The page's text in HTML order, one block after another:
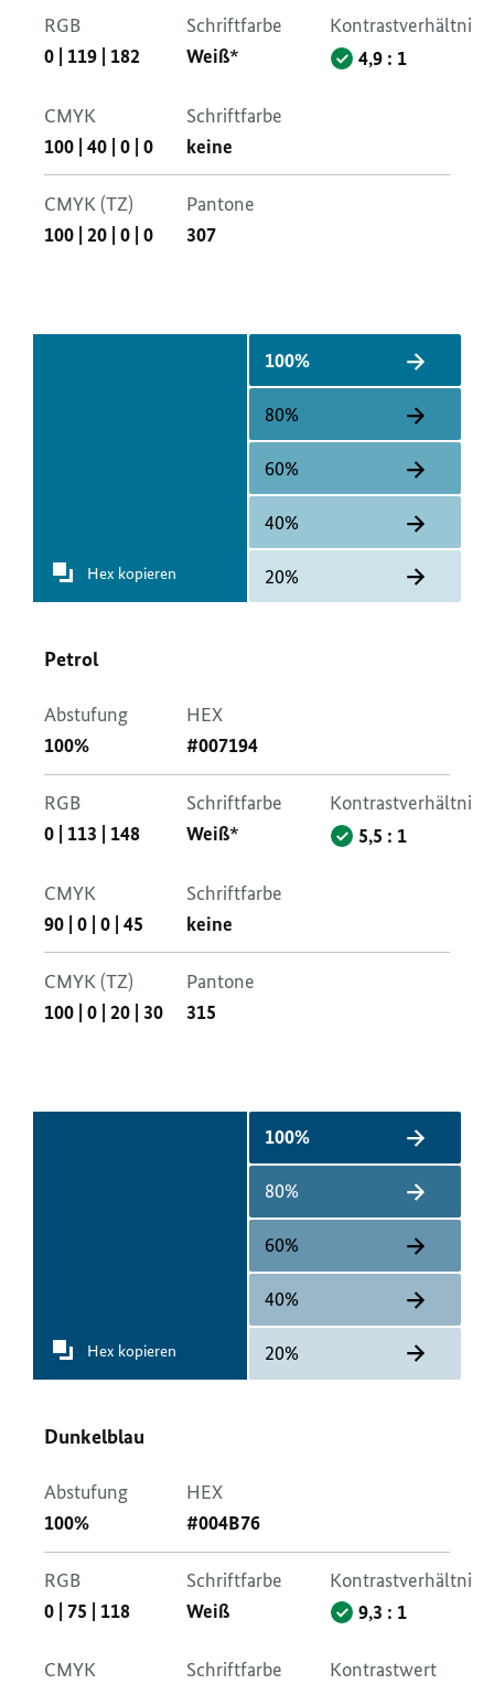
RGB
0 119 182
Schriftfarbe
Weiß*
Kontrastverhältnis
4,9 : 1
CMYK
100 40 0 0
Schriftfarbe
keine
CMYK (TZ)
100 20 0 0
Pantone
307
Hex kopieren
100%
80%
60%
40%
20%
Petrol
Abstufung
100%
HEX
#007194
RGB
0 113 148
Schriftfarbe
Weiß*
Kontrastverhältnis
5,5 : 1
CMYK
90 | 0 | 0 | 45
Schriftfarbe
keine
CMYK (TZ)
100 | 0 | 20 | 30
Pantone
315
Hex kopieren
100%
80%
60%
40%
20%
Dunkelblau
Abstufung
100%
HEX
#004B76
RGB
0 | 75 | 118
Schriftfarbe
Weiß
Kontrastverhältnis
9,3 : 1
CMYK
Schriftfarbe
Kontrastwert